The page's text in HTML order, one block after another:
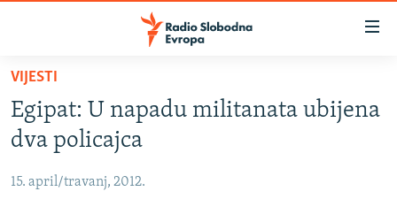
Pređite
glavni
sadržaj
na
BOSNA I HERCEGOVINA
SRBIJA
KOSOVO
VIJESTI
Egipat: U napadu militanata ubijena
dva policajca
15. april/travanj, 2012.